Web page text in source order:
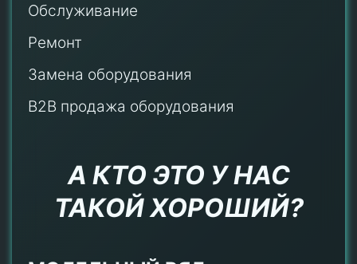
Обслуживание
Ремонт
Замена оборудования
B2B продажа оборудования
А КТО ЭТО У НАС
ТАКОЙ ХОРОШИЙ?